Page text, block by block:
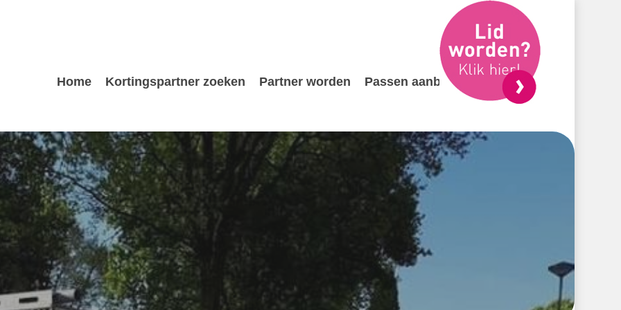
Home Kortingspartner zoeken Partner worden Passen aanbieden Contact